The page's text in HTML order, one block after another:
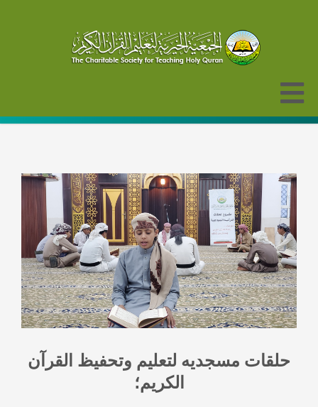
حلقات مسجديه لتعليم وتحفيظ القرآن
الكريم؛